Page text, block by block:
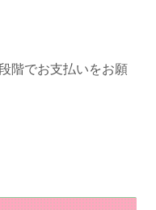
階でお支払いをお願